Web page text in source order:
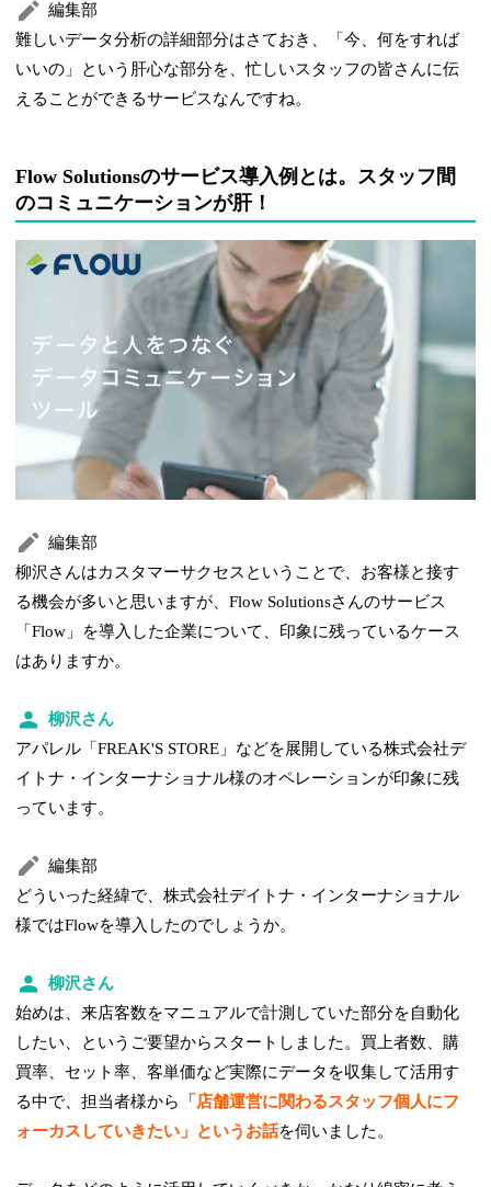
編集部
難しいデータ分析の詳細部分はさておき、「今、何をすれば
いいの」という肝心な部分を、忙しいスタッフの皆さんに伝
えることができるサービスなんですね。
Flow Solutionsのサービス導入例とは。スタッフ間
のコミュニケーションが肝！
編集部
柳沢さんはカスタマーサクセスということで、お客様と接す
る機会が多いと思いますが、Flow Solutionsさんのサービス
「Flow」を導入した企業について、印象に残っているケース
はありますか。
柳沢さん
アパレル「FREAK'S STORE」などを展開している株式会社デ
イトナ・インターナショナル様のオペレーションが印象に残
っています。
編集部
どういった経緯で、株式会社デイトナ・インターナショナル
様ではFlowを導入したのでしょうか。
柳沢さん
始めは、来店客数をマニュアルで計測していた部分を自動化
したい、というご要望からスタートしました。買上者数、購
買率、セット率、客単価など実際にデータを収集して活用す
る中で、担当者様から
「店舗運営に関わるスタッフ個人にフ
ォーカスしていきたい」というお話を伺いました。